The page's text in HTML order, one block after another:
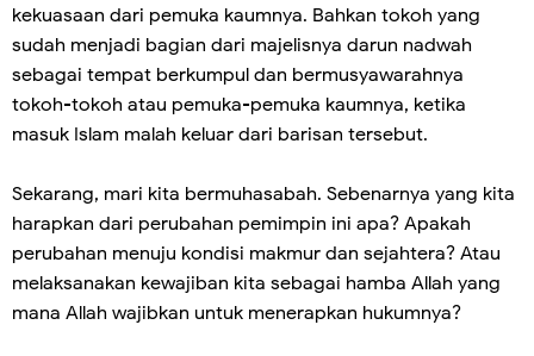
kekuasaan dari pemuka kaumnya. Bahkan tokoh yang
sudah menjadi bagian dari majelisnya darun nadwah
sebagai tempat berkumpul dan bermusyawarahnya
tokoh-tokoh atau pemuka-pemuka kaumnya, ketika
masuk Islam malah keluar dari barisan tersebut.
Sekarang, mari kita bermuhasabah. Sebenarnya yang kita
harapkan dari perubahan pemimpin ini apa? Apakah
perubahan menuju kondisi makmur dan sejahtera? Atau
melaksanakan kewajiban kita sebagai hamba Allah yang
mana Allah wajibkan untuk menerapkan hukumnya?